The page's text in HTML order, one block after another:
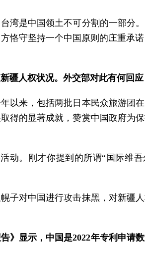
湾是中国领土不可分割的一部分
恪守坚持一个中国原则的庄重承
疆人权状况。外交部对此有何回应
以来，包括两批日本民众旅游团
得的显著成就，赞赏中国政府为
动。刚才你提到的所谓“国际维吾
子对中国进行攻击抹黑，对新疆
》显示，中国是2022年专利申请